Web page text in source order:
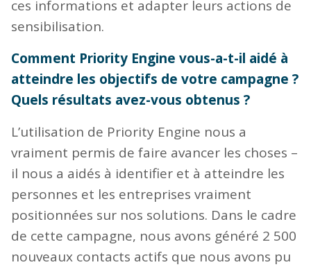
ces informations et adapter leurs actions de
sensibilisation.
Comment Priority Engine vous-a-t-il aidé à
atteindre les objectifs de votre campagne ?
Quels résultats avez-vous obtenus ?
L’utilisation de Priority Engine nous a
vraiment permis de faire avancer les choses –
il nous a aidés à identifier et à atteindre les
personnes et les entreprises vraiment
positionnées sur nos solutions. Dans le cadre
de cette campagne, nous avons généré 2 500
nouveaux contacts actifs que nous avons pu